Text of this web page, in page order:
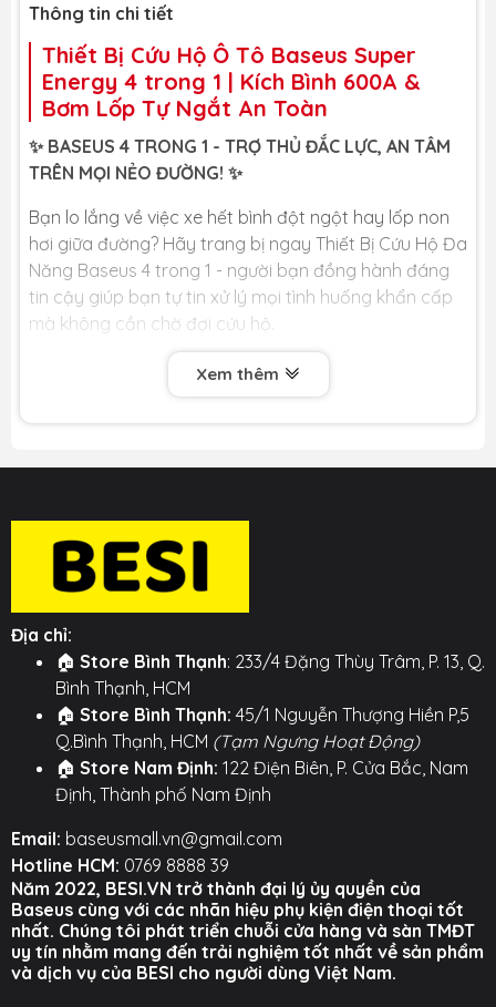
định mức
Nhiệt độ hoạt
động
35°C
Thông tin chi tiết
Thiết Bị Cứu Hộ Ô Tô Baseus Super
Energy 4 trong 1 | Kích Bình 600A &
Bơm Lốp Tự Ngắt An Toàn
✨ BASEUS 4 TRONG 1 - TRỢ THỦ ĐẮC LỰC, AN TÂM
TRÊN MỌI NẺO ĐƯỜNG! ✨
Bạn lo lắng về việc xe hết bình đột ngột hay lốp non
hơi giữa đường? Hãy trang bị ngay Thiết Bị Cứu Hộ Đa
Năng Baseus 4 trong 1 - người bạn đồng hành đáng
tin cậy giúp bạn tự tin xử lý mọi tình huống khẩn cấp
mà không cần chờ đợi cứu hộ.
🏆 LỢI ÍCH CỐT LÕI DÀNH CHO BẠN 🏆
○ Bơm Lốp Thông Minh: Áp suất bơm lên đến 150psi,
dễ dàng bơm căng lốp xe. Đặc biệt, máy có chế độ
toàn và tiện lợi.
○ Sạc Dự Phòng: Cổng sạc USB tiện lợi giúp bạn nạp
đầy pin cho điện thoại, máy tính bảng khi cần.
○ Đèn Pin LED: Tích hợp đèn pin cứu hộ với 3 chế độ
(Chiếu sáng - Flash - SOS), trợ thủ đắc lực trong điều
kiện thiếu sáng.
🛡️ AN TOÀN TUYỆT ĐỐI VỚI 12 LỚP BẢO VỆ: Yên tâm
sử dụng với chip điều khiển thông minh và 12 lớp bảo
vệ an toàn, bao gồm chống ngược cực, chống ngắn
mạch, quá nhiệt... Đảm bảo an toàn cho cả người
dùng và hệ thống điện của xe.
Xem thêm
Địa chỉ:
🏠 Store Bình Thạnh: 233/4 Đặng Thùy Trâm, P. 13, Q.
Bình Thạnh, HCM
🏠 Store Bình Thạnh: 45/1 Nguyễn Thượng Hiền P,5
Q.Bình Thạnh, HCM (Tạm Ngưng Hoạt Động)
🏠 Store Nam Định: 122 Điện Biên, P. Cửa Bắc, Nam
Định, Thành phố Nam Định
Email: baseusmall.vn@gmail.com
Hotline HCM: 0769 8888 39
Năm 2022, BESI.VN trở thành đại lý ủy quyền của
Baseus cùng với các nhãn hiệu phụ kiện điện thoại tốt
nhất. Chúng tôi phát triển chuỗi cửa hàng và sàn TMĐT
uy tín nhằm mang đến trải nghiệm tốt nhất về sản phẩm
và dịch vụ của BESI cho người dùng Việt Nam.